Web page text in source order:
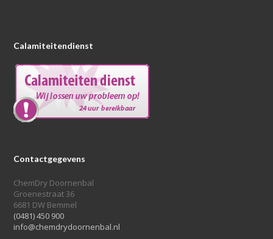
Calamiteitendienst
Contactgegevens
ChemDry Doornenbal
Groenestraat 36
6681 DW Bemmel
(0481) 450 900
info@chemdrydoornenbal.nl